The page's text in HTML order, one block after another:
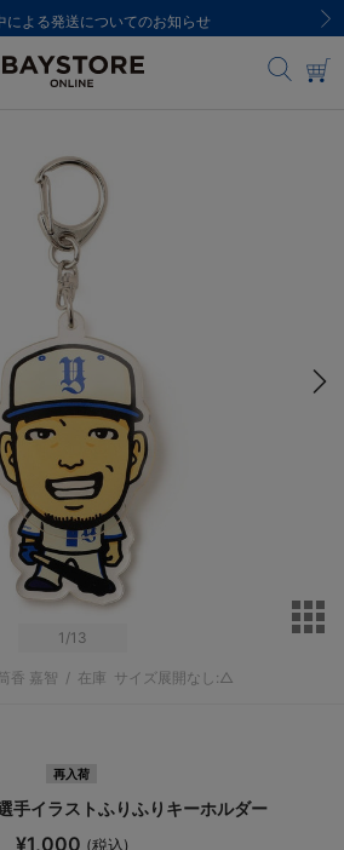
による発送についてのお知らせ
1 /13
香 嘉智 / 在庫 サイズ展開なし:△
再入荷
イラストふりふりキーホルダー
¥1,000 (税込)